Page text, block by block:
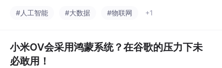
#人工智能
#大数据 #物联网 +1
小米OV会采用鸿蒙系统？在谷歌的压力下未
必敢用！